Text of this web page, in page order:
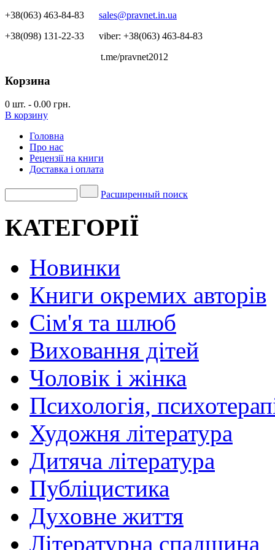
+38(063) 463-84-83 sales@pravnet.in.ua
+38(098) 131-22-33 viber: +38(063) 463-84-83
t.me/pravnet2012
Корзина
0 шт. - 0.00 грн.
В корзину
Головна
Про нас
Рецензії на книги
Доставка і оплата
Расширенный поиск
КАТЕГОРІЇ
Новинки
Книги окремих авторів
Сім'я та шлюб
Виховання дітей
Чоловік і жінка
Психологія,
Художня література
Дитяча література
Публіцистика
Духовне життя
Літературна спадщина